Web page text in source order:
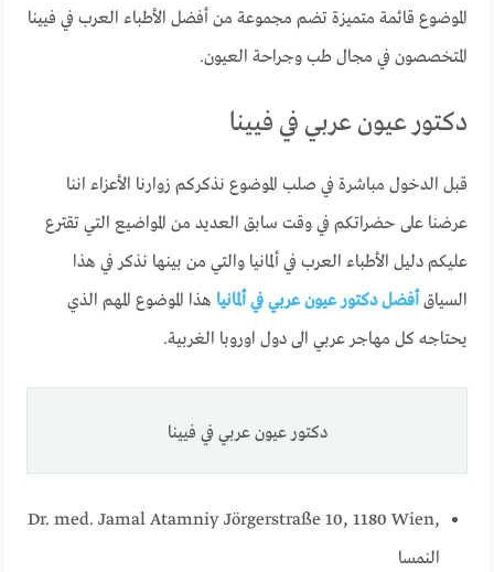
الموضوع قائمة متميزة تضم مجموعة من أفضل الأطباء العرب في فيينا
المتخصصون في مجال طب وجراحة العيون.
دكتور عيون عربي في فيينا
قبل الدخول مباشرة في صلب الموضوع نذكركم زوارنا الأعزاء اننا
عرضنا على حضراتكم في وقت سابق العديد من المواضيع التي تقترع
عليكم دليل الأطباء العرب في ألمانيا والتي من بينها نذكر في هذا
السياقأفضل دكتور عيون عربي في ألمانيا هذا الموضوع المهم الذي
يحتاجه كل مهاجر عربي الى دول اوروبا الغربية.
دكتور عيون عربي في فيينا
Dr. med. Jamal Atamniy Jörgerstraße 10, 1180 Wien,
النمسا